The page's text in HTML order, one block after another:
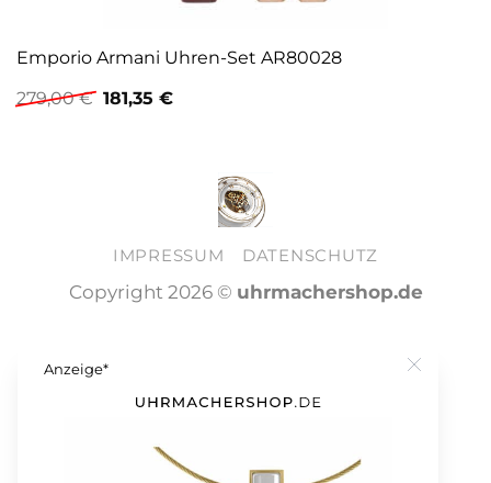
Emporio Armani Uhren-Set AR80028
279,00€ Ursprünglicher
Preis
181,35 €Aktueller
IMPRESSUM DATENSCHUTZ
Copyright 2026 © uhrmachershop.de
Anzeige* Close